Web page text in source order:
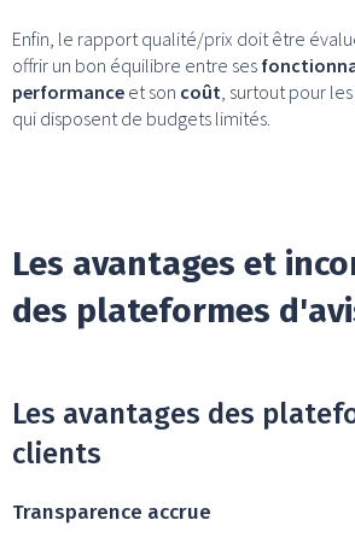
Enfin, le rapport qualité/prix doit être
offrir un bon équilibre entre ses
performance et son coût, surtout pour
qui disposent de budgets limités.
Les avantages et
des plateformes
Les avantages des
clients
Transparence accrue